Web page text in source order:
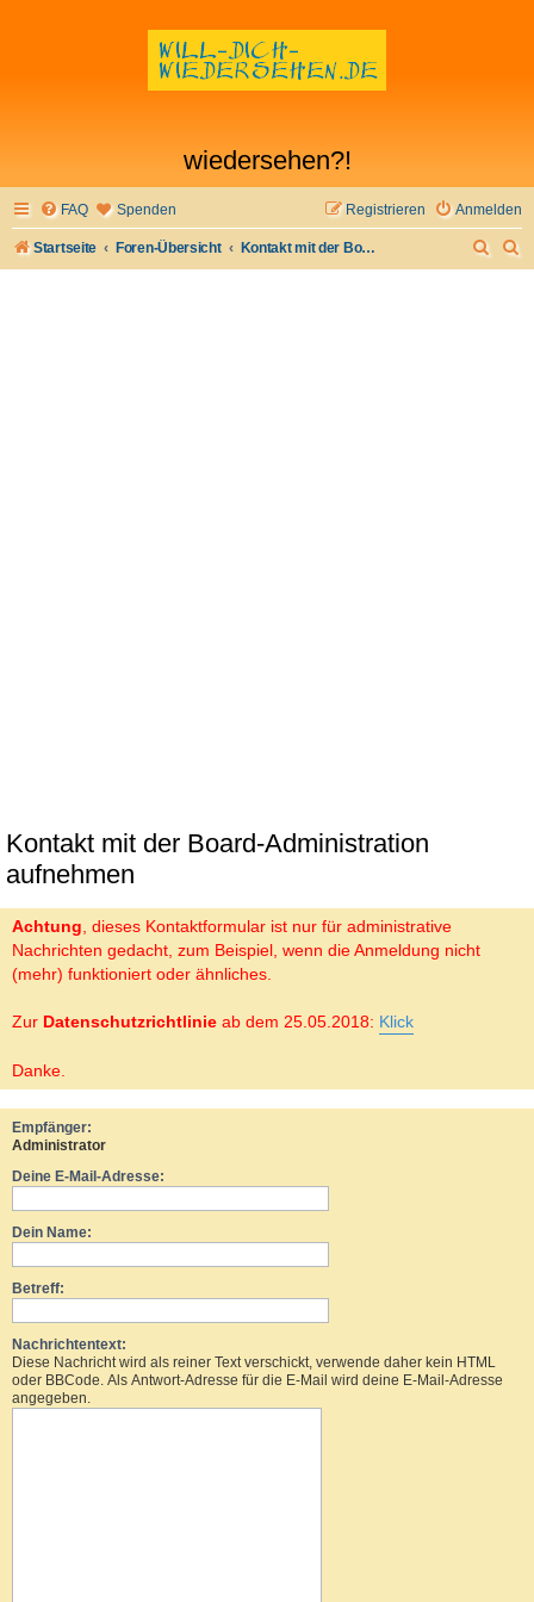
wiedersehen?!
FAQ Spenden Anmelden
Registrieren
Startseite Foren-Übersicht Kontakt mit der Board-Administration aufnehmen
Kontakt mit der Board-Administration
aufnehmen
Achtung , dieses Kontaktformular ist nur für administrative
Nachrichten gedacht, zum Beispiel, wenn die Anmeldung nicht
(mehr) funktioniert oder ähnliches.
Zur Datenschutzrichtlinie ab dem 25.05.2018: Klick
Danke.
Empfänger:
Administrator
Deine E-Mail-Adresse:
Dein Name:
Betreff:
Nachrichtentext:
Diese Nachricht wird als reiner Text verschickt, verwende daher kein HTML
oder BBCode. Als Antwort-Adresse für die E-Mail wird deine E-Mail-Adresse
angegeben.